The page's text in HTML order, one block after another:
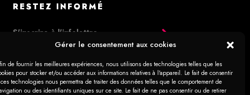
Gérer le consentement aux cookies
de fournir les meilleures expériences, nous utilisons des technologies telles que les
pour stocker et/ou accéder aux informations relatives à l'appareil. Le fait de consentir
technologies nous permettra de traiter des données telles que le comportement de
ou des identifiants uniques sur ce site. Le fait de ne pas consentir ou de retirer
RESTEZ INFORMÉ